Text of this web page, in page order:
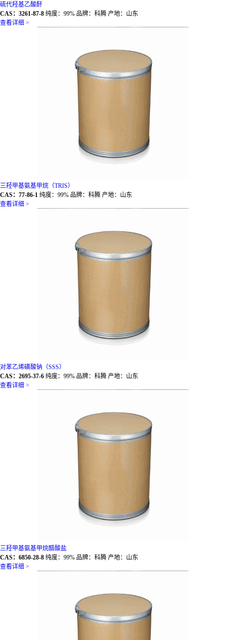
硫代羟基乙酸酐
CAS：3261-87-8 纯度：99% 品牌：科腾 产地：山东
查看详细 >
三羟甲基氨基甲烷（TRIS）
CAS：77-86-1 纯度：99% 品牌：科腾 产地：山东
查看详细 >
对苯乙烯磺酸钠（SSS）
CAS：2695-37-6 纯度：99% 品牌：科腾 产地：山东
查看详细 >
三羟甲基氨基甲烷醋酸盐
CAS：6850-28-8 纯度：99% 品牌：科腾 产地：山东
查看详细 >